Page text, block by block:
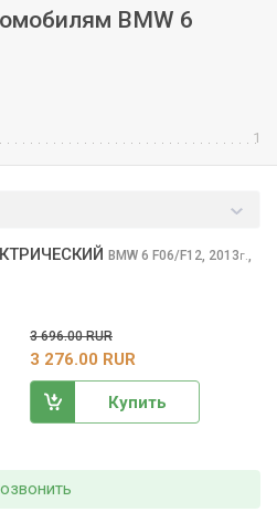
BMW 6
1
BMW 6 F06/F12, 2013г.,
3 696.00 RUR
3 276.00 RUR
Купить